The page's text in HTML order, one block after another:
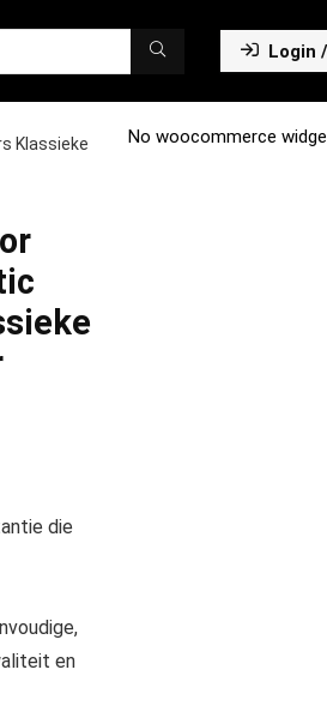
Login
Klassieke
die
en
No woocommerce